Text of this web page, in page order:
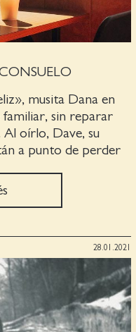
musita Dana en
sin reparar
Al oírlo, Dave, su
a punto de perder
28.01.2021